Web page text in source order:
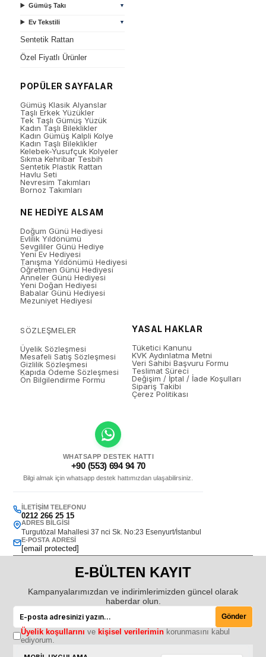
Gümüş Takı ▼
Ev Tekstili ▼
Sentetik Rattan
Özel Fiyatlı Ürünler
POPÜLER SAYFALAR
Gümüş Klasik Alyanslar
Taşlı Erkek Yüzükler
Tek Taşlı Gümüş Yüzük
Kadın Taşlı Bileklikler
Kadın Gümüş Kalpli Kolye
Kadın Taşlı Bileklikler
Kelebek-Yusufçuk Kolyeler
Sıkma Kehribar Tesbih
Sentetik Plastik Rattan
Havlu Seti
Nevresim Takımları
Bornoz Takımları
NE HEDİYE ALSAM
Doğum Günü Hediyesi
Evlilik Yıldönümü
Sevgililer Günü Hediye
Yeni Ev Hediyesi
Tanışma Yıldönümü Hediyesi
Öğretmen Günü Hediyesi
Anneler Günü Hediyesi
Yeni Doğan Hediyesi
Babalar Günü Hediyesi
Mezuniyet Hediyesi
SÖZLEŞMELER
Üyelik Sözleşmesi
Mesafeli Satış Sözleşmesi
Gizlilik Sözleşmesi
Kapıda Ödeme Sözleşmesi
Ön Bilgilendirme Formu
YASAL HAKLAR
Tüketici Kanunu
KVK Aydınlatma Metni
Veri Sahibi Başvuru Formu
Teslimat Süreci
Değişim / İptal / İade Koşulları
Sipariş Takibi
Çerez Politikası
WHATSAPP DESTEK HATTI
+90 (553) 694 94 70
Bilgi almak için whatsapp destek hattımızdan ulaşabilirsiniz.
İLETIŞIM TELEFONU
0212 266 25 15
ADRES BILGISI
Turgutözal Mahallesi 37 nci Sk. No:23 Esenyurt/İstanbul
E-POSTA ADRESI
[email protected]
E-BÜLTEN KAYIT
Kampanyalarımızdan ve indirimlerimizden güncel olarak
haberdar olun.
Gönder
Üyelik koşullarını ve kişisel verileriminkorunmasını kabul
ediyorum.